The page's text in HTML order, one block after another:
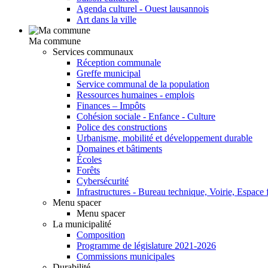
Agenda culturel - Ouest lausannois
Art dans la ville
Ma commune
Services communaux
Réception communale
Greffe municipal
Service communal de la population
Ressources humaines - emplois
Finances – Impôts
Cohésion sociale - Enfance - Culture
Police des constructions
Urbanisme, mobilité et développement durable
Domaines et bâtiments
Écoles
Forêts
Cybersécurité
Infrastructures - Bureau technique, Voirie, Espace
Menu spacer
Menu spacer
La municipalité
Composition
Programme de législature 2021-2026
Commissions municipales